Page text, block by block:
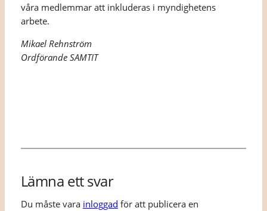
våra medlemmar att inkluderas i myndighetens
arbete.
Mikael Rehnström
Ordförande SAMTIT
Lämna ett svar
Du måste vara inloggad för att publicera en